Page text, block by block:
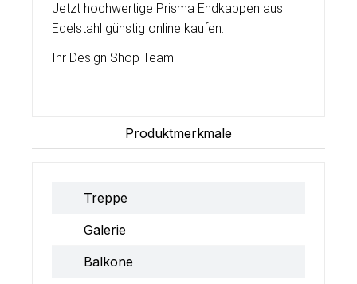
Jetzt hochwertige Prisma Endkappen aus
Edelstahl günstig online kaufen.
Ihr Design Shop Team
Produktmerkmale
Treppe
Galerie
Balkone